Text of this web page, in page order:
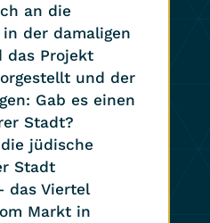
an die
der damaligen
das Projekt
und der
Gab es einen
Stadt?
jüdische
Stadt
das Viertel
Markt in